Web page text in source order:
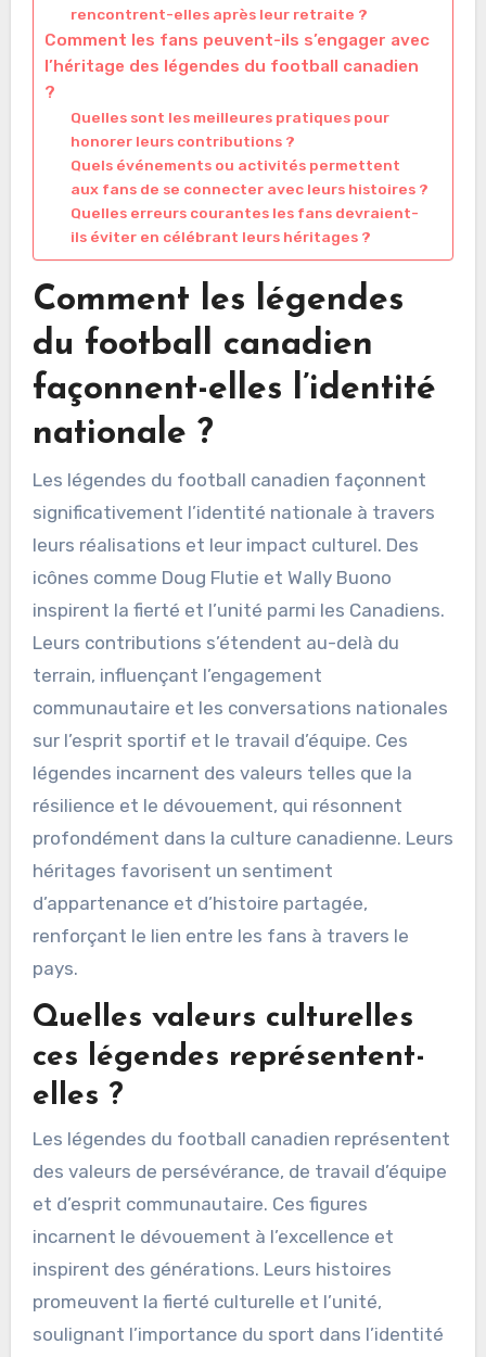
rencontrent-elles après leur retraite ?
Comment les fans peuvent-ils s’engager avec
l’héritage des légendes du football canadien
?
Quelles sont les meilleures pratiques pour
honorer leurs contributions ?
Quels événements ou activités permettent
aux fans de se connecter avec leurs histoires ?
Quelles erreurs courantes les fans devraient-
ils éviter en célébrant leurs héritages ?
Comment les légendes
du football canadien
façonnent-elles l’identité
nationale ?
Les légendes du football canadien façonnent
significativement l’identité nationale à travers
leurs réalisations et leur impact culturel. Des
icônes comme Doug Flutie et Wally Buono
inspirent la fierté et l’unité parmi les Canadiens.
Leurs contributions s’étendent au-delà du
terrain, influençant l’engagement
communautaire et les conversations nationales
sur l’esprit sportif et le travail d’équipe. Ces
légendes incarnent des valeurs telles que la
résilience et le dévouement, qui résonnent
profondément dans la culture canadienne. Leurs
héritages favorisent un sentiment
d’appartenance et d’histoire partagée,
renforçant le lien entre les fans à travers le
pays.
Quelles valeurs culturelles
ces légendes représentent-
elles ?
Les légendes du football canadien représentent
des valeurs de persévérance, de travail d’équipe
et d’esprit communautaire. Ces figures
incarnent le dévouement à l’excellence et
inspirent des générations. Leurs histoires
promeuvent la fierté culturelle et l’unité,
soulignant l’importance du sport dans l’identité